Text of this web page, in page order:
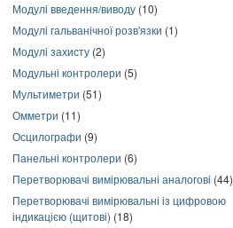
Модулі введення/виводу (10)
Модулі гальванічної розв'язки (1)
Модулі захисту (2)
Модульні контролери (5)
Мультиметри (51)
Омметри (11)
Осцилографи (9)
Панельні контролери (6)
Перетворювачі вимірювальні аналогові (44)
Перетворювачі вимірювальні із цифровою
індикацією (щитові) (18)